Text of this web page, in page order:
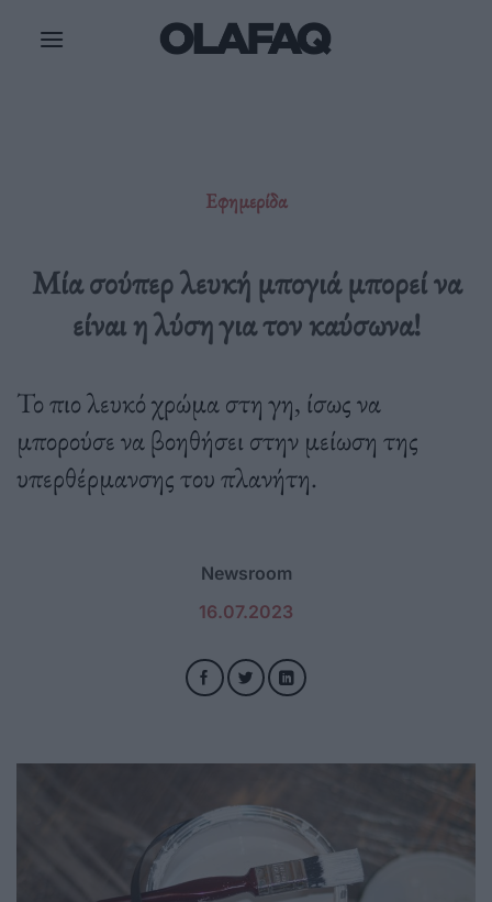
Εφημερίδα
Μία σούπερ λευκή μπογιά μπορεί να
είναι η λύση για τον καύσωνα!
Το πιο λευκό χρώμα στη γη, ίσως να
μπορούσε να βοηθήσει στην μείωση της
υπερθέρμανσης του πλανήτη.
Newsroom
16.07.2023